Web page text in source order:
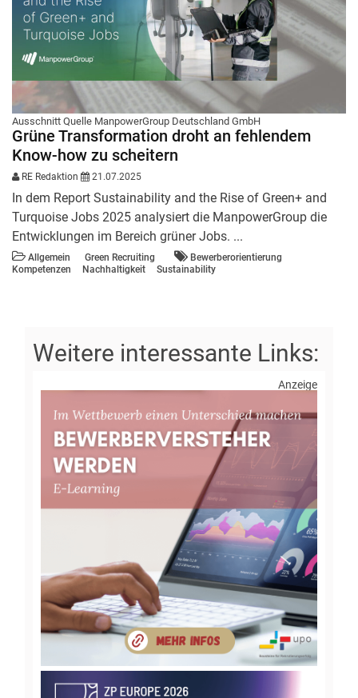
Ausschnitt Quelle ManpowerGroup Deutschland GmbH
Grüne Transformation droht an fehlendem
Know-how zu scheitern
RE Redaktion 21.07.2025
In dem Report Sustainability and the Rise of Green+ and
Turquoise Jobs 2025 analysiert die ManpowerGroup die
Entwicklungen im Bereich grüner Jobs. ...
Allgemein Green Recruiting
Bewerberorientierung
Kompetenzen
Nachhaltigkeit Sustainability
Anzeige